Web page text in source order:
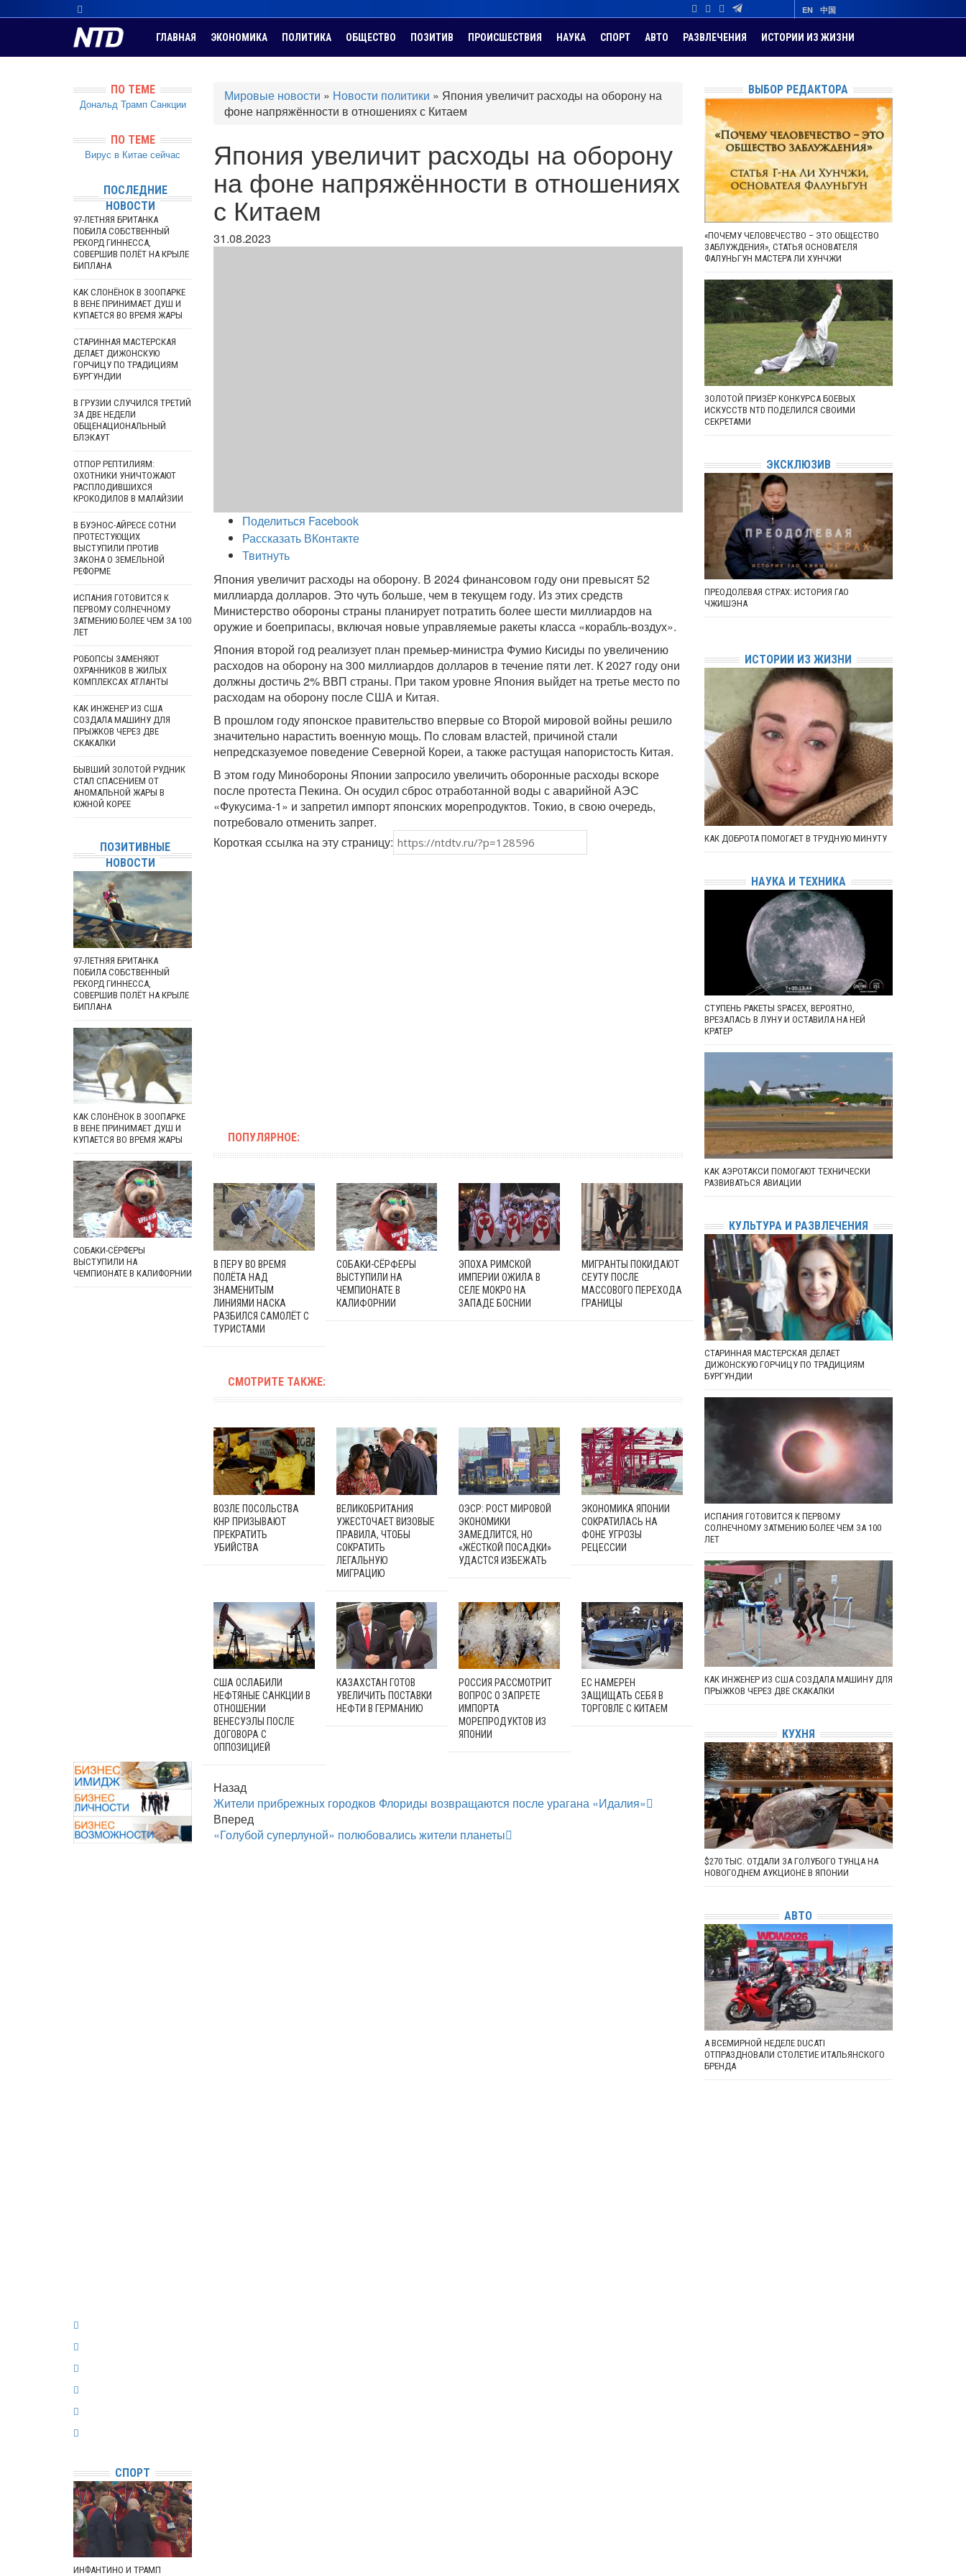
EN 中国
ГЛАВНАЯ ЭКОНОМИКА ПОЛИТИКА ОБЩЕСТВО ПОЗИТИВ ПРОИСШЕСТВИЯ НАУКА СПОРТ АВТО РАЗВЛЕЧЕНИЯ ИСТОРИИ ИЗ ЖИЗНИ
Мировые новости » Новости политики » Япония увеличит расходы на оборону на
фоне напряжённости в отношениях с Китаем
Япония увеличит расходы на оборону
на фоне напряжённости в отношениях
с Китаем
31.08.2023
Поделиться Facebook
Рассказать ВКонтакте
Твитнуть
Япония увеличит расходы на оборону. В 2024 финансовом году они превысят 52
миллиарда долларов. Это чуть больше, чем в текущем году. Из этих средств
Министерство обороны страны планирует потратить более шести миллиардов на
оружие и боеприпасы, включая новые управляемые ракеты класса «корабль-воздух».
Япония второй год реализует план премьер-министра Фумио Кисиды по увеличению
расходов на оборону на 300 миллиардов долларов в течение пяти лет. К 2027 году они
должны достичь 2% ВВП страны. При таком уровне Япония выйдет на третье место по
расходам на оборону после США и Китая.
В прошлом году японское правительство впервые со Второй мировой войны решило
значительно нарастить военную мощь. По словам властей, причиной стали
непредсказуемое поведение Северной Кореи, а также растущая напористость Китая.
В этом году Минобороны Японии запросило увеличить оборонные расходы вскоре
после протеста Пекина. Он осудил сброс отработанной воды с аварийной АЭС
«Фукусима-1» и запретил импорт японских морепродуктов. Токио, в свою очередь,
потребовало отменить запрет.
Короткая ссылка на эту страницу:
ПОПУЛЯРНОЕ:
В ПЕРУ ВО ВРЕМЯ
ПОЛЁТА НАД
ЗНАМЕНИТЫМ
ЛИНИЯМИ НАСКА
РАЗБИЛСЯ САМОЛЁТ С
ТУРИСТАМИ
СОБАКИ-СЁРФЕРЫ
ВЫСТУПИЛИ НА
ЧЕМПИОНАТЕ В
КАЛИФОРНИИ
ЭПОХА РИМСКОЙ
ИМПЕРИИ ОЖИЛА В
СЕЛЕ МОКРО НА
ЗАПАДЕ БОСНИИ
МИГРАНТЫ ПОКИДАЮТ
СЕУТУ ПОСЛЕ
МАССОВОГО ПЕРЕХОДА
ГРАНИЦЫ
СМОТРИТЕ ТАКЖЕ:
ВОЗЛЕ ПОСОЛЬСТВА
КНР ПРИЗЫВАЮТ
ПРЕКРАТИТЬ
УБИЙСТВА
ВЕЛИКОБРИТАНИЯ
УЖЕСТОЧАЕТ ВИЗОВЫЕ
ПРАВИЛА, ЧТОБЫ
СОКРАТИТЬ
ЛЕГАЛЬНУЮ
МИГРАЦИЮ
ОЭСР: РОСТ МИРОВОЙ
ЭКОНОМИКИ
ЗАМЕДЛИТСЯ, НО
«ЖЁСТКОЙ ПОСАДКИ»
УДАСТСЯ ИЗБЕЖАТЬ
ЭКОНОМИКА ЯПОНИИ
СОКРАТИЛАСЬ НА
ФОНЕ УГРОЗЫ
РЕЦЕССИИ
США ОСЛАБИЛИ
НЕФТЯНЫЕ САНКЦИИ В
ОТНОШЕНИИ
ВЕНЕСУЭЛЫ ПОСЛЕ
ДОГОВОРА С
ОППОЗИЦИЕЙ
КАЗАХСТАН ГОТОВ
УВЕЛИЧИТЬ ПОСТАВКИ
НЕФТИ В ГЕРМАНИЮ
РОССИЯ РАССМОТРИТ
ВОПРОС О ЗАПРЕТЕ
ИМПОРТА
МОРЕПРОДУКТОВ ИЗ
ЯПОНИИ
ЕС НАМЕРЕН
ЗАЩИЩАТЬ СЕБЯ В
ТОРГОВЛЕ С КИТАЕМ
Назад
Жители прибрежных городков Флориды возвращаются после урагана «Идалия»
Вперед
«Голубой суперлуной» полюбовались жители планеты
ПО ТЕМЕ
Дональд Трамп Санкции
ПО ТЕМЕ
Вирус в Китае сейчас
ПОСЛЕДНИЕ
НОВОСТИ
97-ЛЕТНЯЯ БРИТАНКА
ПОБИЛА СОБСТВЕННЫЙ
РЕКОРД ГИННЕССА,
СОВЕРШИВ ПОЛЁТ НА КРЫЛЕ
БИПЛАНА
КАК СЛОНЁНОК В ЗООПАРКЕ
В ВЕНЕ ПРИНИМАЕТ ДУШ И
КУПАЕТСЯ ВО ВРЕМЯ ЖАРЫ
СТАРИННАЯ МАСТЕРСКАЯ
ДЕЛАЕТ ДИЖОНСКУЮ
ГОРЧИЦУ ПО ТРАДИЦИЯМ
БУРГУНДИИ
В ГРУЗИИ СЛУЧИЛСЯ ТРЕТИЙ
ЗА ДВЕ НЕДЕЛИ
ОБЩЕНАЦИОНАЛЬНЫЙ
БЛЭКАУТ
ОТПОР РЕПТИЛИЯМ:
ОХОТНИКИ УНИЧТОЖАЮТ
РАСПЛОДИВШИХСЯ
КРОКОДИЛОВ В МАЛАЙЗИИ
В БУЭНОС-АЙРЕСЕ СОТНИ
ПРОТЕСТУЮЩИХ
ВЫСТУПИЛИ ПРОТИВ
ЗАКОНА О ЗЕМЕЛЬНОЙ
РЕФОРМЕ
ИСПАНИЯ ГОТОВИТСЯ К
ПЕРВОМУ СОЛНЕЧНОМУ
ЗАТМЕНИЮ БОЛЕЕ ЧЕМ ЗА 100
ЛЕТ
РОБОПСЫ ЗАМЕНЯЮТ
ОХРАННИКОВ В ЖИЛЫХ
КОМПЛЕКСАХ АТЛАНТЫ
КАК ИНЖЕНЕР ИЗ США
СОЗДАЛА МАШИНУ ДЛЯ
ПРЫЖКОВ ЧЕРЕЗ ДВЕ
СКАКАЛКИ
БЫВШИЙ ЗОЛОТОЙ РУДНИК
СТАЛ СПАСЕНИЕМ ОТ
АНОМАЛЬНОЙ ЖАРЫ В
ЮЖНОЙ КОРЕЕ
ПОЗИТИВНЫЕ
НОВОСТИ
97-ЛЕТНЯЯ БРИТАНКА
ПОБИЛА СОБСТВЕННЫЙ
РЕКОРД ГИННЕССА,
СОВЕРШИВ ПОЛЁТ НА КРЫЛЕ
БИПЛАНА
КАК СЛОНЁНОК В ЗООПАРКЕ
В ВЕНЕ ПРИНИМАЕТ ДУШ И
КУПАЕТСЯ ВО ВРЕМЯ ЖАРЫ
СОБАКИ-СЁРФЕРЫ
ВЫСТУПИЛИ НА
ЧЕМПИОНАТЕ В КАЛИФОРНИИ
СПОРТ
ИНФАНТИНО И ТРАМП
ВЫБОР РЕДАКТОРА
«ПОЧЕМУ ЧЕЛОВЕЧЕСТВО – ЭТО ОБЩЕСТВО
ЗАБЛУЖДЕНИЯ», СТАТЬЯ ОСНОВАТЕЛЯ
ФАЛУНЬГУН МАСТЕРА ЛИ ХУНЧЖИ
ЗОЛОТОЙ ПРИЗЁР КОНКУРСА БОЕВЫХ
ИСКУССТВ NTD ПОДЕЛИЛСЯ СВОИМИ
СЕКРЕТАМИ
ЭКСКЛЮЗИВ
ПРЕОДОЛЕВАЯ СТРАХ: ИСТОРИЯ ГАО
ЧЖИШЭНА
ИСТОРИИ ИЗ ЖИЗНИ
КАК ДОБРОТА ПОМОГАЕТ В ТРУДНУЮ МИНУТУ
НАУКА И ТЕХНИКА
СТУПЕНЬ РАКЕТЫ SPACEX, ВЕРОЯТНО,
ВРЕЗАЛАСЬ В ЛУНУ И ОСТАВИЛА НА НЕЙ
КРАТЕР
КАК АЭРОТАКСИ ПОМОГАЮТ ТЕХНИЧЕСКИ
РАЗВИВАТЬСЯ АВИАЦИИ
КУЛЬТУРА И РАЗВЛЕЧЕНИЯ
СТАРИННАЯ МАСТЕРСКАЯ ДЕЛАЕТ
ДИЖОНСКУЮ ГОРЧИЦУ ПО ТРАДИЦИЯМ
БУРГУНДИИ
ИСПАНИЯ ГОТОВИТСЯ К ПЕРВОМУ
СОЛНЕЧНОМУ ЗАТМЕНИЮ БОЛЕЕ ЧЕМ ЗА 100
ЛЕТ
КАК ИНЖЕНЕР ИЗ США СОЗДАЛА МАШИНУ ДЛЯ
ПРЫЖКОВ ЧЕРЕЗ ДВЕ СКАКАЛКИ
КУХНЯ
$270 ТЫС. ОТДАЛИ ЗА ГОЛУБОГО ТУНЦА НА
НОВОГОДНЕМ АУКЦИОНЕ В ЯПОНИИ
АВТО
А ВСЕМИРНОЙ НЕДЕЛЕ DUCATI
ОТПРАЗДНОВАЛИ СТОЛЕТИЕ ИТАЛЬЯНСКОГО
БРЕНДА